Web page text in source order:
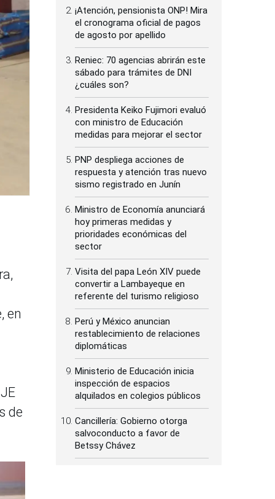
en
de
¡Atención, pensionista ONP! Mira
el cronograma oficial de pagos
de agosto por apellido
Reniec: 70 agencias abrirán este
sábado para trámites de DNI
¿cuáles son?
Presidenta Keiko Fujimori evaluó
con ministro de Educación
medidas para mejorar el sector
PNP despliega acciones de
respuesta y atención tras nuevo
sismo registrado en Junín
Ministro de Economía anunciará
hoy primeras medidas y
prioridades económicas del
sector
Visita del papa León XIV puede
convertir a Lambayeque en
referente del turismo religioso
Perú y México anuncian
restablecimiento de relaciones
diplomáticas
Ministerio de Educación inicia
inspección de espacios
alquilados en colegios públicos
Cancillería: Gobierno otorga
salvoconducto a favor de
Betssy Chávez